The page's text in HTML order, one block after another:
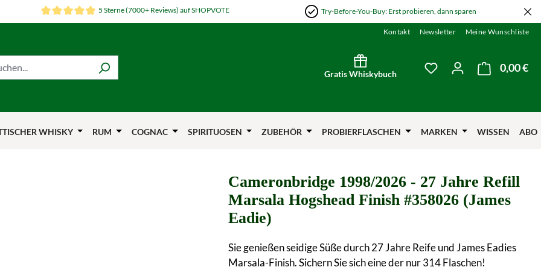
5 Sterne (7000+ Reviews) auf SHOPVOTE Try-Before-You-Buy: Erst probieren, dann sparen
Kontakt Newsletter Meine Wunschliste
Gratis Whiskybuch
Du hast 0 Produkte
0,00 €
WHISKY RUM COGNAC SPIRITUOSEN ZUBEHÖR PROBIERFLASCHEN MARKEN WISSEN ABO
Cameronbridge 1998/2026 - 27 Jahre Refill
Marsala Hogshead Finish #358026 (James
Eadie)
Sie genießen seidige Süße durch 27 Jahre Reife und James Eadies
Marsala-Finish. Sichern Sie sich eine der nur 314 Flaschen!